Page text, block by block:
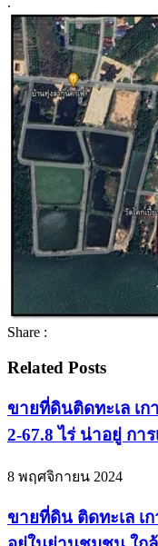
Share :
Related Posts
ขายที่ดินติดทะเล เก
2-67.8 ไร่ น่าอยู่ กา
8 พฤศจิกายน 2024
ขายที่ดิน ติดทะเล เก